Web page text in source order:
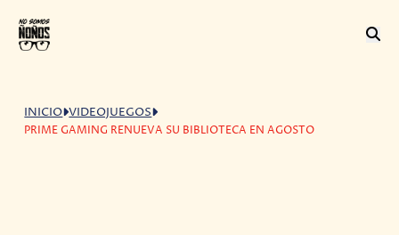
INICIO VIDEOJUEGOS
PRIME GAMING RENUEVA SU BIBLIOTECA EN AGOSTO